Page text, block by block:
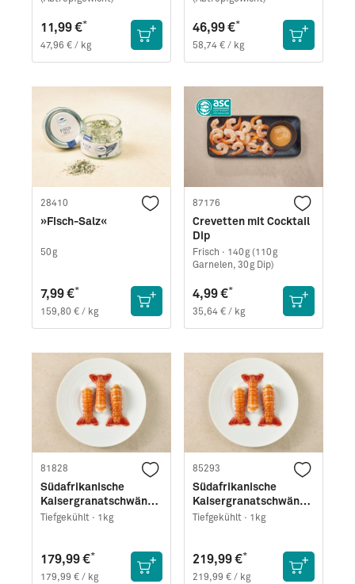
11,99 €*
47,96 € / kg
46,99 €*
58,74 € / kg
28410
»Fisch-Salz«
50g
7,99 €*
159,80 € / kg
87176
Crevetten mit Cocktail
Dip
Frisch · 140g (110g
Garnelen, 30g Dip)
4,99 €*
35,64 € / kg
81828
Südafrikanische
Kaisergranatschwänze
· Größe L
Tiefgekühlt · 1kg
179,99 €*
179,99 € / kg
85293
Südafrikanische
Kaisergranatschwänze
· Größe XL
Tiefgekühlt · 1kg
219,99 €*
219,99 € / kg